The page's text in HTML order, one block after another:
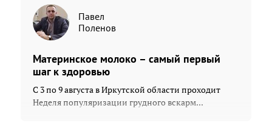
Павел
Поленов
Материнское молоко – самый первый
шаг к здоровью
С 3 по 9 августа в Иркутской области проходит
Неделя популяризации грудного вскарм...